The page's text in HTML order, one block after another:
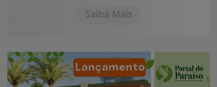
Saiba Mais